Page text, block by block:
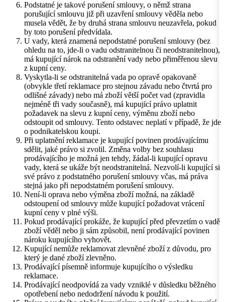
Podstatné je takové porušení smlouvy, o němž strana
porušující smlouvu již při uzavření smlouvy věděla nebo
musela vědět, že by druhá strana smlouvu neuzavřela, pokud
by toto porušení předvídala.
U vady, která znamená nepodstatné porušení smlouvy (bez
ohledu na to, jde-li o vadu odstranitelnou či neodstranitelnou),
má kupující nárok na odstranění vady nebo přiměřenou slevu
z kupní ceny.
Vyskytla-li se odstranitelná vada po opravě opakovaně
(obvykle třetí reklamace pro stejnou závadu nebo čtvrtá pro
odlišné závady) nebo má zboží větší počet vad (zpravidla
nejméně tři vady současně), má kupující právo uplatnit
požadavek na slevu z kupní ceny, výměnu zboží nebo
odstoupit od smlouvy. Tento odstavec neplatí v případě, že jde
o podnikatelskou koupi.
Při uplatnění reklamace je kupující povinen prodávajícímu
sdělit, jaké právo si zvolil. Změna volby bez souhlasu
prodávajícího je možná jen tehdy, žádal-li kupující opravu
vady, která se ukáže být neodstranitelná. Nezvolí-li kupující si
své právo z podstatného porušení smlouvy včas, má práva
stejná jako při nepodstatném porušení smlouvy.
Není-li oprava nebo výměna zboží možná, na základě
odstoupení od smlouvy může kupující požadovat vrácení
kupní ceny v plné výši.
Pokud prodávající prokáže, že kupující před převzetím o vadě
zboží věděl nebo ji sám způsobil, není prodávající povinen
nároku kupujícího vyhovět.
Kupující nemůže reklamovat zlevněné zboží z důvodu, pro
který je dané zboží zlevněno.
Prodávající písemně informuje kupujícího o výsledku
reklamace.
Prodávající neodpovídá za vady vzniklé v důsledku běžného
opotřebení nebo nedodržení návodu k použití.